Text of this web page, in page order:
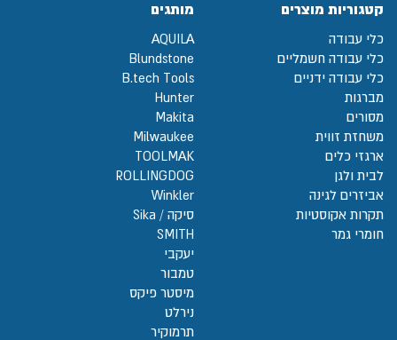
קטגוריות מוצרים
כלי עבודה
כלי עבודה חשמליים
כלי עבודה ידניים
מברגות
מסורים
משחזת זווית
ארגזי כלים
לבית ולגן
אביזרים לגינה
תקרות אקוסטיות
חומרי גמר
מותגים
AQUILA
Blundstone
B.tech Tools
Hunter
Makita
Milwaukee
TOOLMAK
ROLLINGDOG
Winkler
סיקה / Sika
SMITH
יעקבי
טמבור
מיסטר פיקס
נירלט
תרמוקיר